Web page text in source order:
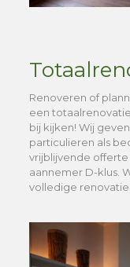
Renoveren of
een
bij kijken! Wij
particulieren als
vrijblijvende
aannemer D-klus.
volledige